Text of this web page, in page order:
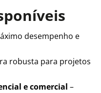
desempenho e
robusta para projetos
e comercial –